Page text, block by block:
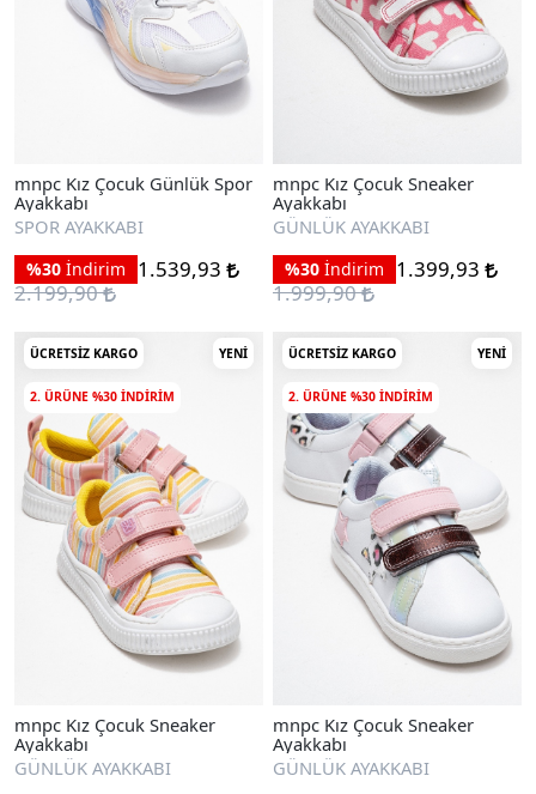
mnpc Kız Çocuk Günlük Spor
Ayakkabı
SPOR AYAKKABI
%30 İndirim
1.539,93
2.199,90
mnpc Kız Çocuk Sneaker
Ayakkabı
GÜNLÜK AYAKKABI
%30 İndirim
1.399,93
1.999,90
ÜCRETSIZ KARGO YENI
2. ÜRÜNE %30 INDIRIM
mnpc Kız Çocuk Sneaker
Ayakkabı
GÜNLÜK AYAKKABI
ÜCRETSIZ KARGO YENI
2. ÜRÜNE %30 INDIRIM
mnpc Kız Çocuk Sneaker
Ayakkabı
GÜNLÜK AYAKKABI